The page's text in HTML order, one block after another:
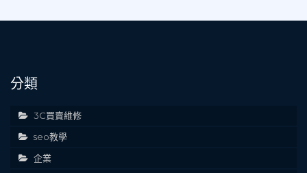
章
覽
分類
3C買賣維修
seo教學
企業